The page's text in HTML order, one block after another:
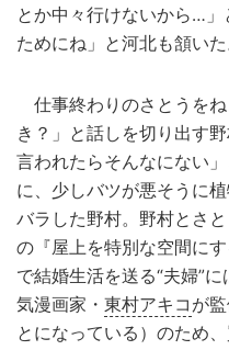
とか中々行けないから…
ためにね」と河北も頷いた
仕事終わりのさとうを
き？」と話しを切り出す
言われたらそんなにない
に、少しバツが悪そうに
バラした野村。野村とさ
の『屋上を特別な空間に
で結婚生活を送る“夫婦”
気漫画家・ 東村アキコ が
とになっている）のため